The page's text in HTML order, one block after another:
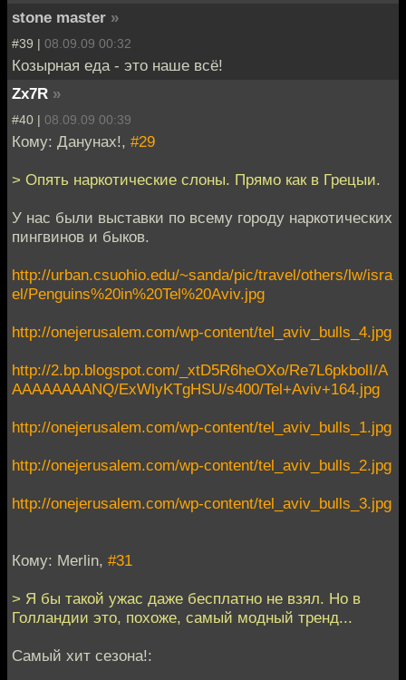
stone master »
#39 | 08.09.09 00:32
Козырная еда - это наше всё!
Zx7R »
#40 | 08.09.09 00:39
Кому: Данунах!, #29
> Опять наркотические слоны. Прямо как в Грецыи.
У нас были выставки по всему городу наркотических
пингвинов и быков.
http://urban.csuohio.edu/~sanda/pic/travel/others/lw/isra
el/Penguins%20in%20Tel%20Aviv.jpg
http://onejerusalem.com/wp-content/tel_aviv_bulls_4.jpg
http://2.bp.blogspot.com/_xtD5R6heOXo/Re7L6pkbolI/A
AAAAAAAANQ/ExWlyKTgHSU/s400/Tel+Aviv+164.jpg
http://onejerusalem.com/wp-content/tel_aviv_bulls_1.jpg
http://onejerusalem.com/wp-content/tel_aviv_bulls_2.jpg
http://onejerusalem.com/wp-content/tel_aviv_bulls_3.jpg
Кому: Merlin, #31
> Я бы такой ужас даже бесплатно не взял. Но в
Голландии это, похоже, самый модный тренд...
Самый хит сезона!: